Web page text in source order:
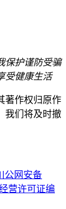
保护谨防受骗
受健康生活
著作权归原作
我们将及时撤
公网安备
营许可证编